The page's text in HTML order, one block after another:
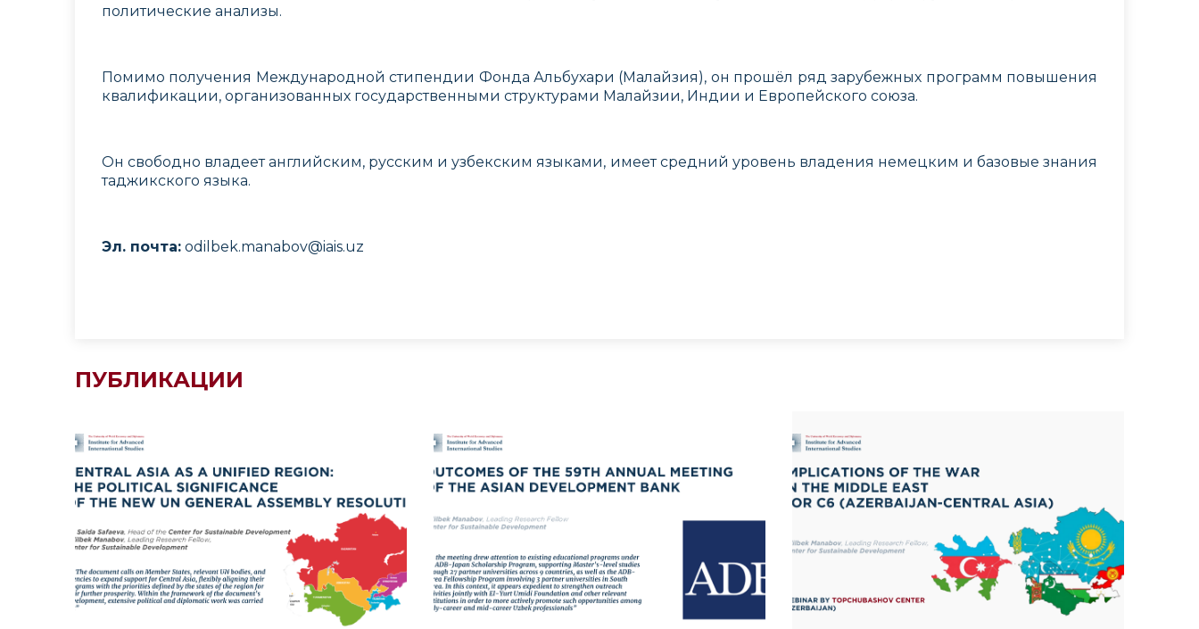
политические анализы.
Помимо получения Международной стипендии Фонда Альбухари (Малайзия), он прошёл ряд зарубежных программ повышения
квалификации, организованных государственными структурами Малайзии, Индии и Европейского союза.
Он свободно владеет английским, русским и узбекским языками, имеет средний уровень владения немецким и базовые знания
таджикского языка.
Эл. почта: odilbek.manabov@iais.uz
ПУБЛИКАЦИИ